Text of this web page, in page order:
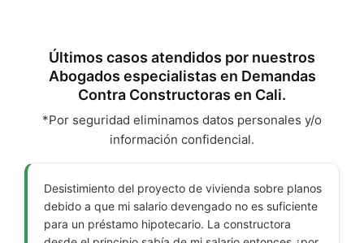
Últimos casos atendidos por nuestros
Abogados especialistas en Demandas
Contra Constructoras en Cali.
*Por seguridad eliminamos datos personales y/o
información confidencial.
Desistimiento del proyecto de vivienda sobre planos
debido a que mi salario devengado no es suficiente
para un préstamo hipotecario. La constructora